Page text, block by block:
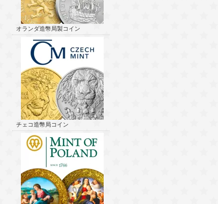
オランダ造幣局製コイン
チェコ造幣局コイン